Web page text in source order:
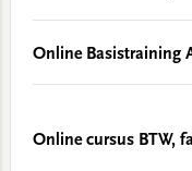
Online Basistraining
Online cursus BTW,